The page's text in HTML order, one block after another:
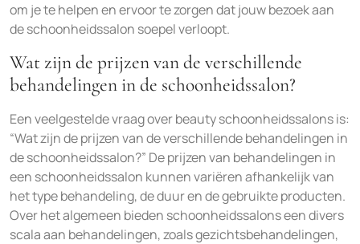
om je te helpen en ervoor te zorgen dat jouw bezoek aan
de schoonheidssalon soepel verloopt.
Wat zijn de prijzen van de verschillende
behandelingen in de schoonheidssalon?
Een veelgestelde vraag over beauty schoonheidssalons is:
“Wat zijn de prijzen van de verschillende behandelingen in
de schoonheidssalon?” De prijzen van behandelingen in
een schoonheidssalon kunnen variëren afhankelijk van
het type behandeling, de duur en de gebruikte producten.
Over het algemeen bieden schoonheidssalons een divers
scala aan behandelingen, zoals gezichtsbehandelingen,